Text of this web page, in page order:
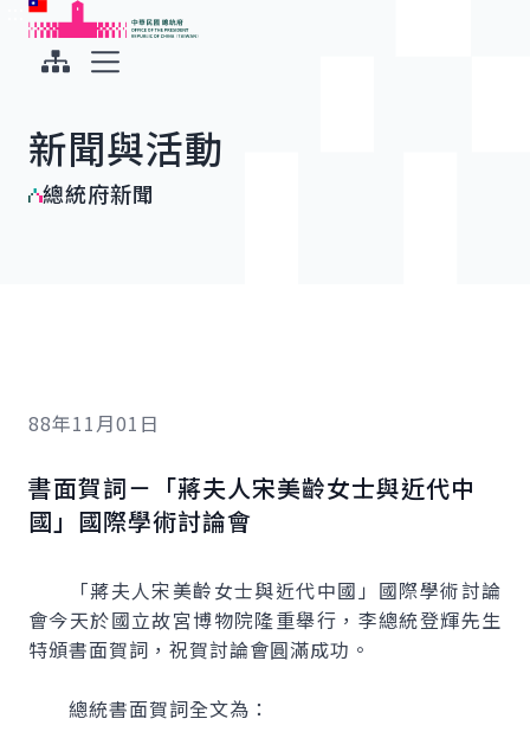
跳到主要內容
中華民國總統府
新聞與活動
總統府新聞
88年11月01日
書面賀詞－「蔣夫人宋美齡女士與近代中
國」國際學術討論會
「蔣夫人宋美齡女士與近代中國」國際學術討論
會今天於國立故宮博物院隆重舉行，李總統登輝先生
特頒書面賀詞，祝賀討論會圓滿成功。
總統書面賀詞全文為：